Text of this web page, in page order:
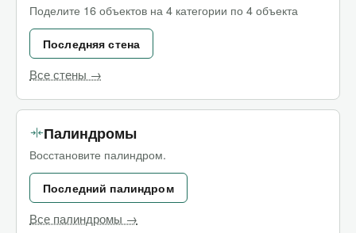
Поделите 16 объектов на 4 категории по 4 объекта
Последняя стена
Все стены →
Палиндромы
Восстановите палиндром.
Последний палиндром
Все палиндромы →